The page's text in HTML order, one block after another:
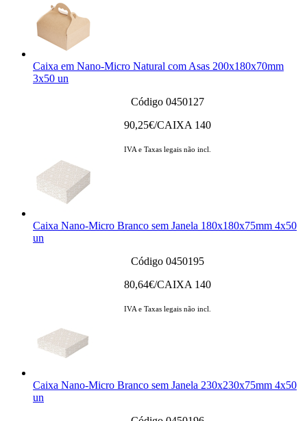
Caixa em Nano-Micro Natural com Asas 200x180x70mm
3x50 un
Código 0450127
90,25€/CAIXA 140
IVA e Taxas legais não incl.
Caixa Nano-Micro Branco sem Janela 180x180x75mm 4x50
un
Código 0450195
80,64€/CAIXA 140
IVA e Taxas legais não incl.
Caixa Nano-Micro Branco sem Janela 230x230x75mm 4x50
un